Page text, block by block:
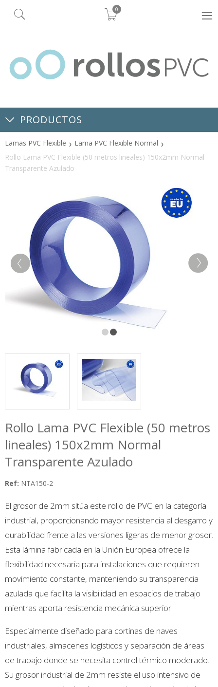
0
PRODUCTOS
Lamas PVC Flexible
Lama PVC Flexible Normal
Rollo Lama PVC Flexible (50 metros lineales) 150x2mm Normal
Transparente Azulado
Rollo Lama PVC Flexible (50 metros
lineales) 150x2mm Normal
Transparente Azulado
Ref: NTA150-2
El grosor de 2mm sitúa este rollo de PVC en la categoría
industrial, proporcionando mayor resistencia al desgarro y
durabilidad frente a las versiones ligeras de menor grosor.
Esta lámina fabricada en la Unión Europea ofrece la
flexibilidad necesaria para instalaciones que requieren
movimiento constante, manteniendo su transparencia
azulada que facilita la visibilidad en espacios de trabajo
mientras aporta resistencia mecánica superior.
Especialmente diseñado para cortinas de naves
industriales, almacenes logísticos y separación de áreas
de trabajo donde se necesita control térmico moderado.
Su grosor industrial de 2mm resiste el uso intensivo de